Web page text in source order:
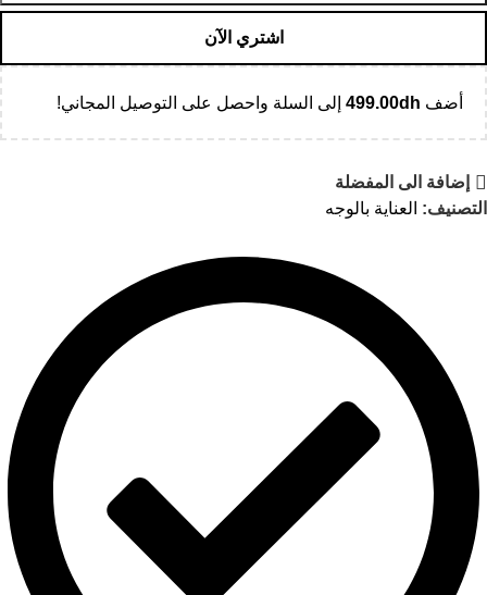
اشتري الآن
أضف 499.00dh إلى السلة واحصل على التوصيل المجاني!
إضافة الى المفضلة
التصنيف: العناية بالوجه